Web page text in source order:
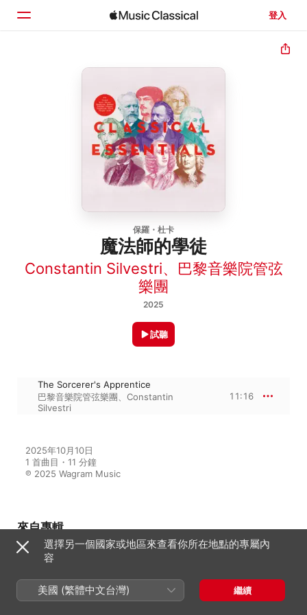
登入
保羅・杜卡
魔法師的學徒
Constantin Silvestri、 巴黎音樂院管弦
樂團
2025
試聽
The Sorcerer's Apprentice
巴黎音樂院管弦樂團
Constantin
Silvestri
11:16
2025年10月10日
1 首曲目・11 分鐘
℗ 2025 Wagram Music
來自專輯
Classical Essentials : The
Greatest Hits of Classical Music
群星
選擇另一個國家或地區來查看你所在地點的專屬內
容
美國 (繁體中文台灣) 繼續